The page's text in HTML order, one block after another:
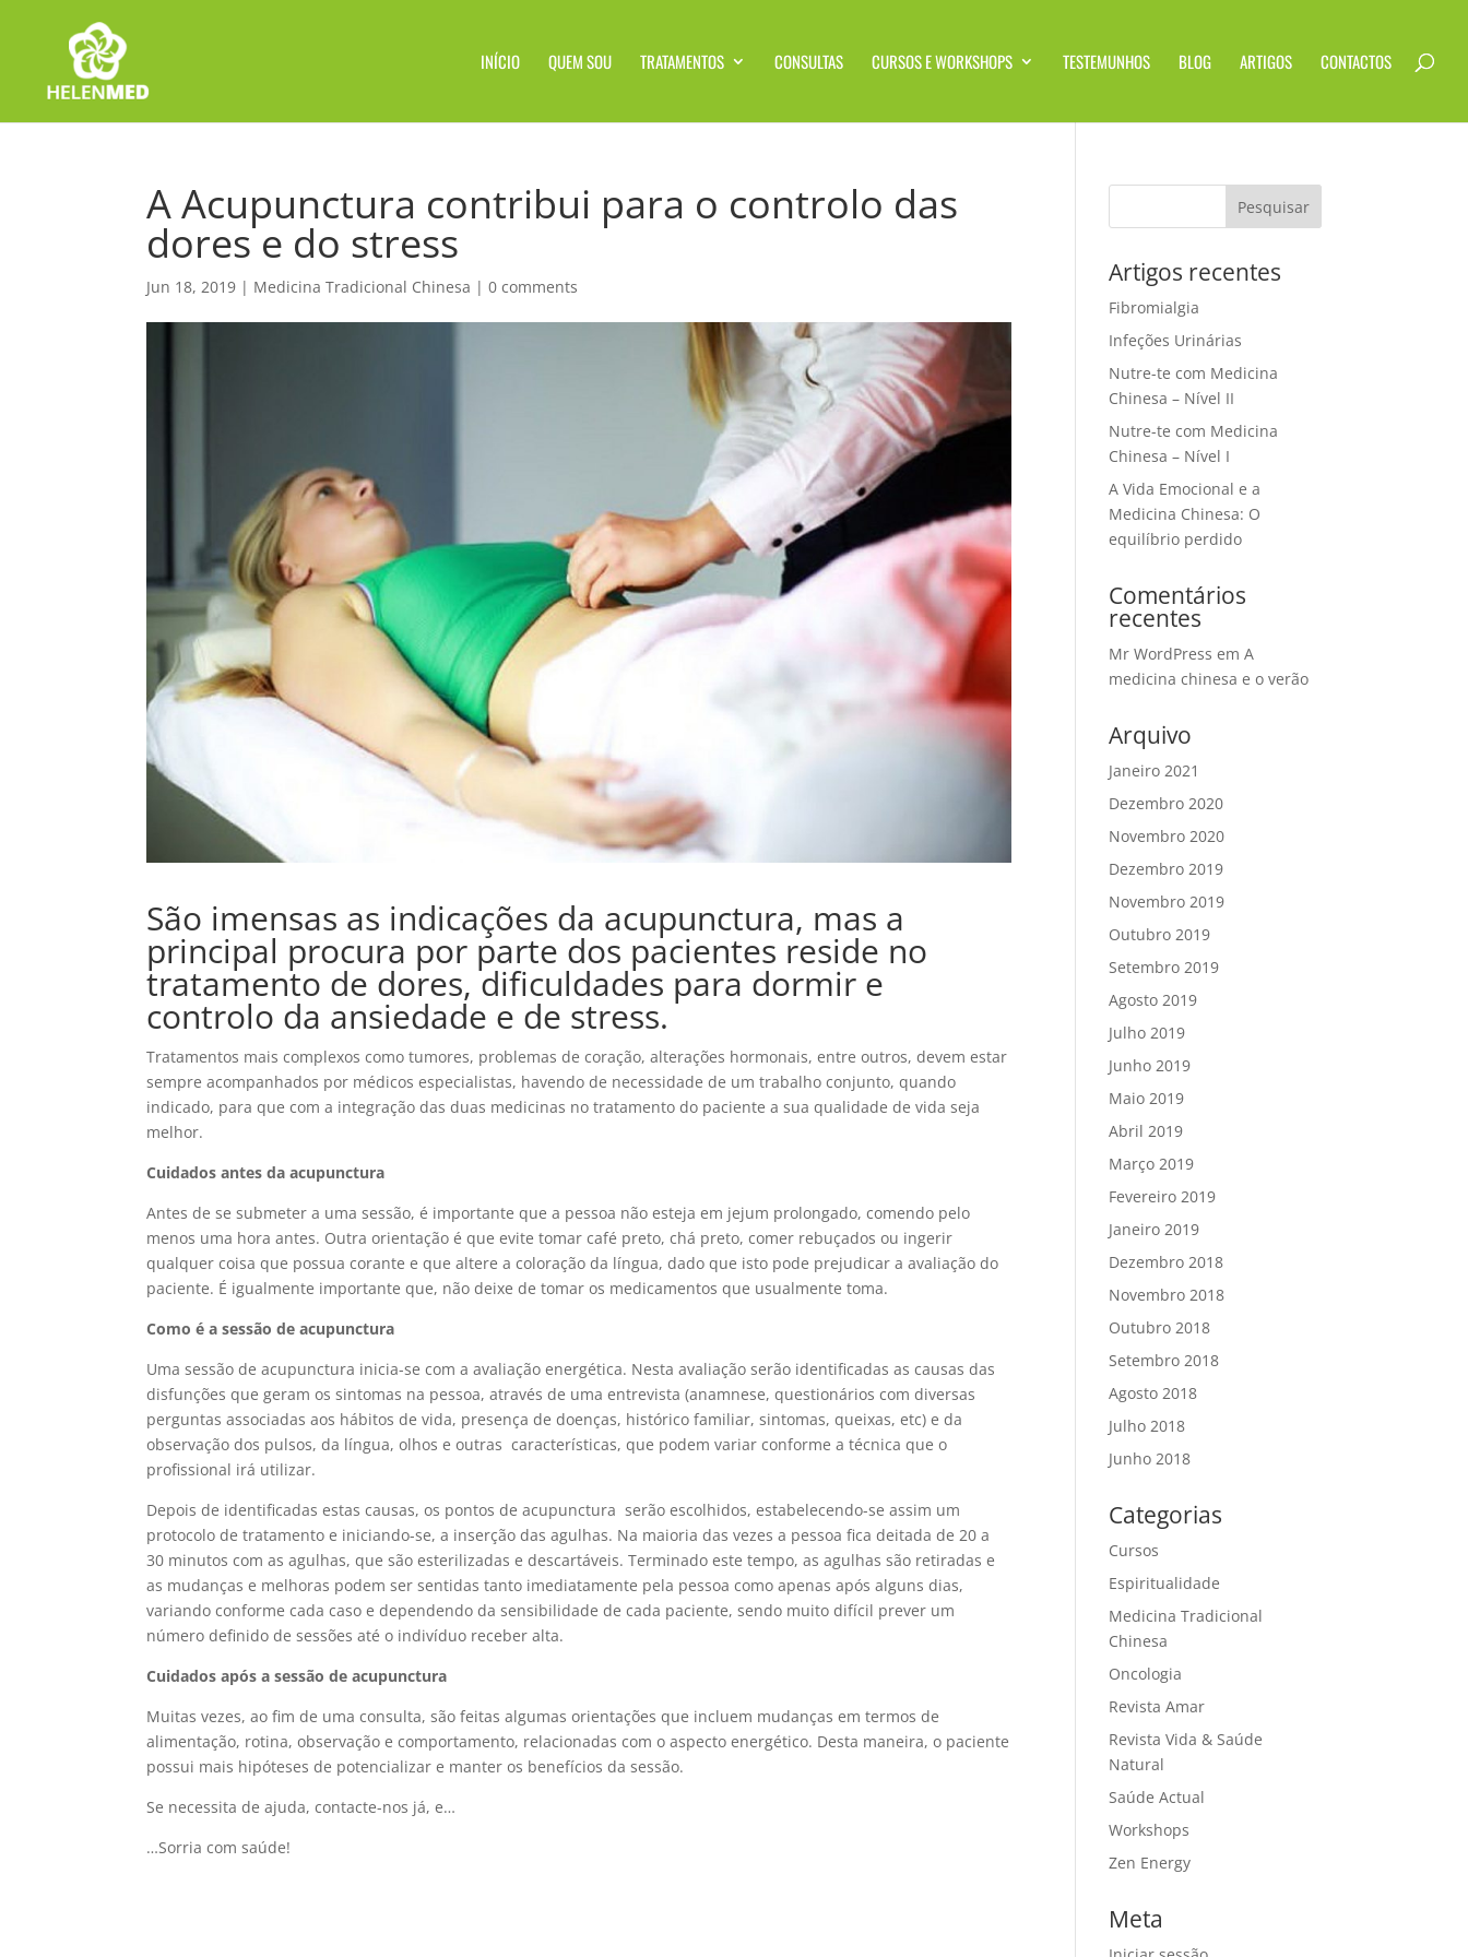
INÍCIO QUEM SOU TRATAMENTOS CONSULTAS CURSOS E WORKSHOPS TESTEMUNHOS BLOG ARTIGOS CONTACTOS
A Acupunctura contribui para o controlo das
dores e do stress
Jun 18, 2019 | Medicina Tradicional Chinesa |0 comments
São imensas as indicações da acupunctura, mas a
principal procura por parte dos pacientes reside no
tratamento de dores, dificuldades para dormir e
controlo da ansiedade e de stress.
Tratamentos mais complexos como tumores, problemas de coração, alterações hormonais, entre outros, devem estar
sempre acompanhados por médicos especialistas, havendo de necessidade de um trabalho conjunto, quando
indicado, para que com a integração das duas medicinas no tratamento do paciente a sua qualidade de vida seja
melhor.
Cuidados antes da acupunctura
Antes de se submeter a uma sessão, é importante que a pessoa não esteja em jejum prolongado, comendo pelo
menos uma hora antes. Outra orientação é que evite tomar café preto, chá preto, comer rebuçados ou ingerir
qualquer coisa que possua corante e que altere a coloração da língua, dado que isto pode prejudicar a avaliação do
paciente. É igualmente importante que, não deixe de tomar os medicamentos que usualmente toma.
Como é a sessão de acupunctura
Uma sessão de acupunctura inicia-se com a avaliação energética. Nesta avaliação serão identificadas as causas das
disfunções que geram os sintomas na pessoa, através de uma entrevista (anamnese, questionários com diversas
perguntas associadas aos hábitos de vida, presença de doenças, histórico familiar, sintomas, queixas, etc) e da
observação dos pulsos, da língua, olhos e outras características, que podem variar conforme a técnica que o
profissional irá utilizar.
Depois de identificadas estas causas, os pontos de acupunctura serão escolhidos, estabelecendo-se assim um
protocolo de tratamento e iniciando-se, a inserção das agulhas. Na maioria das vezes a pessoa fica deitada de 20 a
30 minutos com as agulhas, que são esterilizadas e descartáveis. Terminado este tempo, as agulhas são retiradas e
as mudanças e melhoras podem ser sentidas tanto imediatamente pela pessoa como apenas após alguns dias,
variando conforme cada caso e dependendo da sensibilidade de cada paciente, sendo muito difícil prever um
número definido de sessões até o indivíduo receber alta.
Cuidados após a sessão de acupunctura
Muitas vezes, ao fim de uma consulta, são feitas algumas orientações que incluem mudanças em termos de
alimentação, rotina, observação e comportamento, relacionadas com o aspecto energético. Desta maneira, o paciente
possui mais hipóteses de potencializar e manter os benefícios da sessão.
Se necessita de ajuda, contacte-nos já, e…
…Sorria com saúde!
Artigos recentes
Fibromialgia
Infeções Urinárias
Nutre-te com Medicina
Chinesa – Nível II
Nutre-te com Medicina
Chinesa – Nível I
A Vida Emocional e a
Medicina Chinesa: O
equilíbrio perdido
Comentários
recentes
Mr WordPress emA
medicina chinesa e o verão
Arquivo
Janeiro 2021
Dezembro 2020
Novembro 2020
Dezembro 2019
Novembro 2019
Outubro 2019
Setembro 2019
Agosto 2019
Julho 2019
Junho 2019
Maio 2019
Abril 2019
Março 2019
Fevereiro 2019
Janeiro 2019
Dezembro 2018
Novembro 2018
Outubro 2018
Setembro 2018
Agosto 2018
Julho 2018
Junho 2018
Categorias
Cursos
Espiritualidade
Medicina Tradicional
Chinesa
Oncologia
Revista Amar
Revista Vida & Saúde
Natural
Saúde Actual
Workshops
Zen Energy
Meta